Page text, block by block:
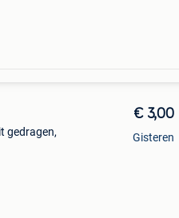
gedragen,
€ 3,00
Gisteren